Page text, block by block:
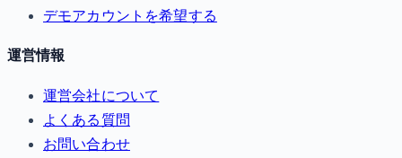
デモアカウントを希望する
運営情報
運営会社について
よくある質問
お問い合わせ